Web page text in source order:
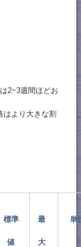
2~3週間ほどお
はより大きな割
標準
値
最
大
単